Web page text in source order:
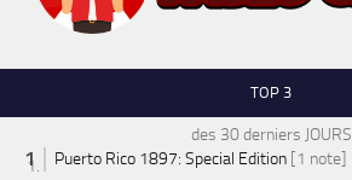
TOP 3
des 30 derniers JOURS
Puerto Rico 1897: Special Edition [1 note]